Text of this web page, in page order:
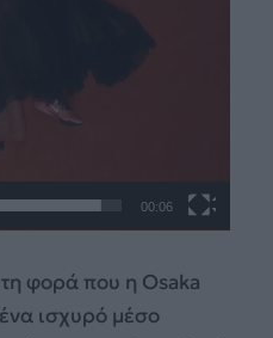
00:06
φορά που η Osaka
ισχυρό μέσο